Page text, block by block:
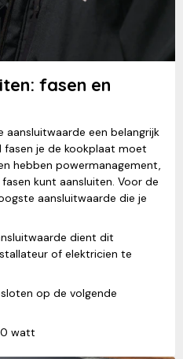
fasen en
aansluitwaarde een belangrijk
je de kookplaat moet
hebben powermanagement,
kunt aansluiten. Voor de
aansluitwaarde die je
dient dit
of elektricien te
op de volgende
watt